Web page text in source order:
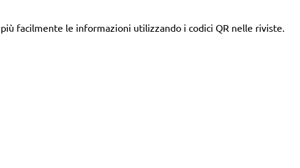
facilmente le informazioni utilizzando i codici QR nelle riviste.